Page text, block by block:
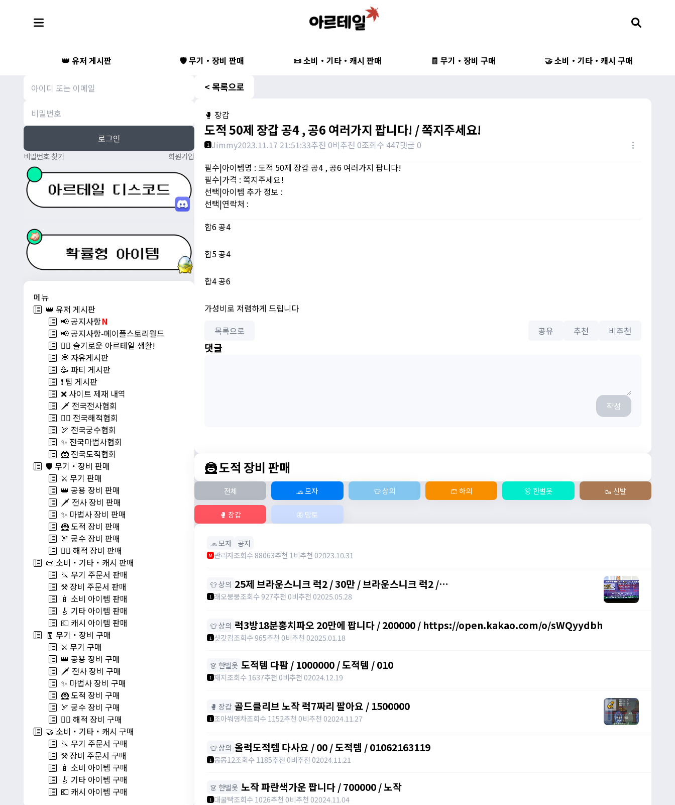
👑 유저 게시판 🛡️ 무기・장비 판매 📜 소비・기타・캐시 판매 🧾 무기・장비 구매 🤝 소비・기타・캐시 구매
로그인
비밀번호 찾기 회원가입
메뉴
👑 유저 게시판
📢 공지사항N
📢 공지사항-메이플스토리월드
💁‍♂ 슬기로운 아르테일 생활!
💭 자유게시판
🥳 파티 게시판
❗️ 팁 게시판
❌ 사이트 제재 내역
🗡️ 전국전사협회
🏴‍☠️ 전국해적협회
🏹 전국궁수협회
✨ 전국마법사협회
🦹 전국도적협회
🛡️ 무기・장비 판매
⚔️ 무기 판매
👑 공용 장비 판매
🗡️ 전사 장비 판매
✨ 마법사 장비 판매
🦹 도적 장비 판매
🏹 궁수 장비 판매
🏴‍☠️ 해적 장비 판매
📜 소비・기타・캐시 판매
🔪 무기 주문서 판매
⚒️ 장비 주문서 판매
🍼 소비 아이템 판매
🎸 기타 아이템 판매
💶 캐시 아이템 판매
🧾 무기・장비 구매
⚔️ 무기 구매
👑 공용 장비 구매
🗡️ 전사 장비 구매
✨ 마법사 장비 구매
🦹 도적 장비 구매
🏹 궁수 장비 구매
🏴‍☠️ 해적 장비 구매
🤝 소비・기타・캐시 구매
🔪 무기 주문서 구매
⚒️ 장비 주문서 구매
🍼 소비 아이템 구매
🎸 기타 아이템 구매
💶 캐시 아이템 구매
< 목록으로
🥊 장갑
도적 50제 장갑 공4 , 공6 여러가지 팝니다! / 쪽지주세요!
1 Jimmy2023.11.17 21:51:33추천 0비추천 0조회수 447댓글 0
필수|아이템명 : 도적 50제 장갑 공4 , 공6 여러가지 팝니다!
필수|가격 : 쪽지주세요!
선택|아이템 추가 정보 :
선택|연락처 :
합6 공4
합5 공4
합4 공6
가성비로 저렴하게 드립니다
목록으로
공유 추천 비추천
댓글
작성
🦹 도적 장비 판매
전체 🧢 모자 👕 상의 🩳 하의 👗 한벌옷 🥾 신발
🥊 장갑 🦋 망토
🧢 모자 공지
M 관리자조회수 88063추천 1 비추천 02023.10.31
👕 상의 25제 브라운스니크 럭2 / 30만 / 브라운스니크 럭2 /
https://open.kakao.com/o/slxtrGyh
1 래오뭉뭉조회수 927추천 0비추천 02025.05.28
👕 상의 럭3방18분홍치파오 20만에 팝니다 / 200000 / https://open.kakao.com/o/sWQyydbh
1 삿갓김조회수 965추천 0비추천 02025.01.18
👗 한벌옷 도적템 다팜 / 1000000 / 도적템 / 010
1 재지조회수 1637추천 0비추천 02024.12.19
🥊 장갑 골드클리브 노작 럭7짜리 팔아요 / 1500000
1 조아쒀영차조회수 1152추천 0비추천 02024.11.27
👕 상의 올럭도적템 다사요 / 00 / 도적템 / 01062163119
1 몽몽12조회수 1185추천 0비추천 02024.11.21
👗 한벌옷 노작 파란색가운 팝니다 / 700000 / 노작
1 대굴빡조회수 1026추천 0비추천 02024.11.04